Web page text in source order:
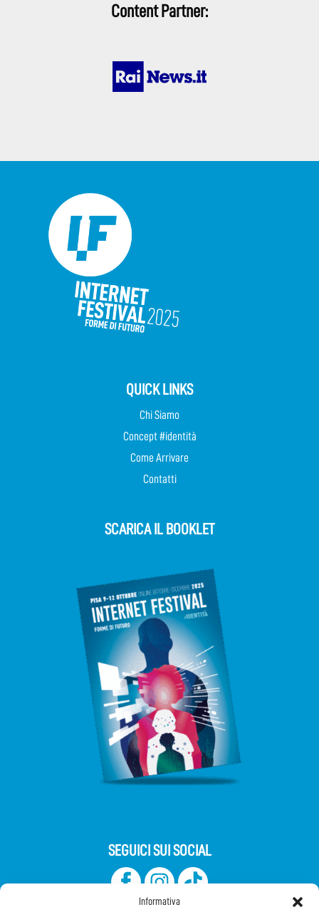
Informativa
Content Partner:
QUICK LINKS
Chi Siamo
Concept #identità
Come Arrivare
Contatti
SCARICA IL BOOKLET
SEGUICI SUI SOCIAL